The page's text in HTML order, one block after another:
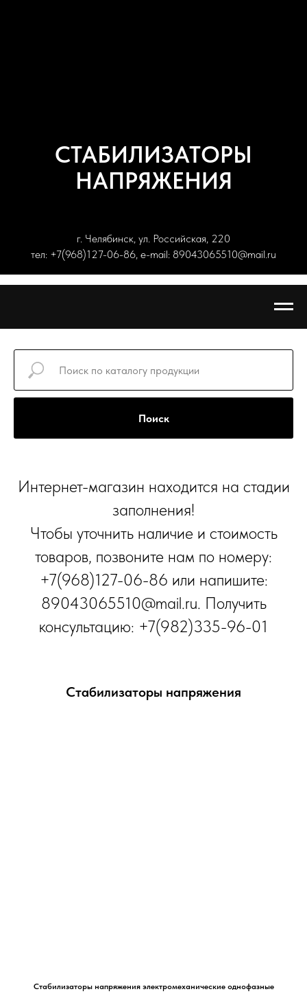
СТАБИЛИЗАТОРЫ
НАПРЯЖЕНИЯ
г. Челябинск, ул. Российская, 220
тел: +7(968)127-06-86, e-mail: 89043065510@mail.ru
Поиск
Интернет-магазин находится на стадии
заполнения!
Чтобы уточнить наличие и стоимость
товаров, позвоните нам по номеру:
+7(968)127-06-86 или напишите:
89043065510@mail.ru. Получить
консультацию: +7(982)335-96-01
Стабилизаторы напряжения
Стабилизаторы напряжения электромеханические однофазные